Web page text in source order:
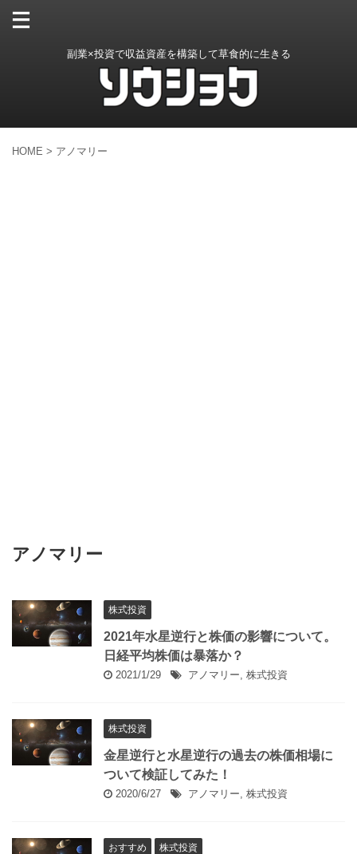
副業×投資で収益資産を構築して草食的に生きる
HOME > アノマリー
アノマリー
株式投資
2021年水星逆行と株価の影響について。
日経平均株価は暴落か？
2021/1/29 アノマリー, 株式投資
株式投資
金星逆行と水星逆行の過去の株価相場に
ついて検証してみた！
2020/6/27 アノマリー, 株式投資
おすすめ 株式投資